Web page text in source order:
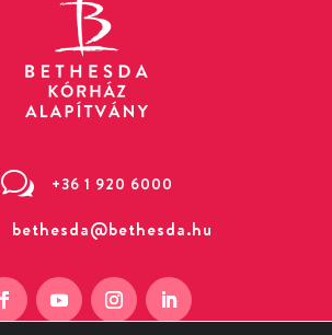
w +36 1 920 6000
bethesda@bethesda.hu